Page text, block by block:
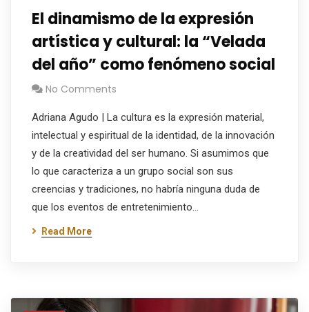
El dinamismo de la expresión
artística y cultural: la “Velada
del año” como fenómeno social
No Comments
Adriana Agudo | La cultura es la expresión material,
intelectual y espiritual de la identidad, de la innovación
y de la creatividad del ser humano. Si asumimos que
lo que caracteriza a un grupo social son sus
creencias y tradiciones, no habría ninguna duda de
que los eventos de entretenimiento…
Read More